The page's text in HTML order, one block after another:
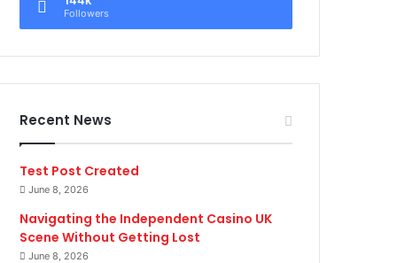
Followers
Recent News
Test Post Created
June 8, 2026
Navigating the Independent Casino UK
Scene Without Getting Lost
June 8, 2026